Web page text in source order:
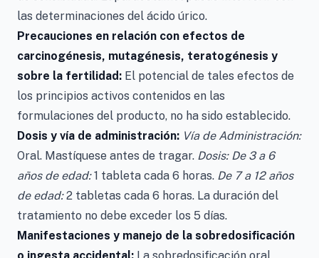
las determinaciones del ácido úrico.
Precauciones en relación con efectos de
carcinogénesis, mutagénesis, teratogénesis y
sobre la fertilidad: El potencial de tales efectos de
los principios activos contenidos en las
formulaciones del producto, no ha sido establecido.
Dosis y vía de administración: Vía de Administración:
Oral. Mastíquese antes de tragar. Dosis: De 3 a 6
años de edad:1 tableta cada 6 horas. De 7 a 12 años
de edad:2 tabletas cada 6 horas. La duración del
tratamiento no debe exceder los 5 días.
Manifestaciones y manejo de la sobredosificación